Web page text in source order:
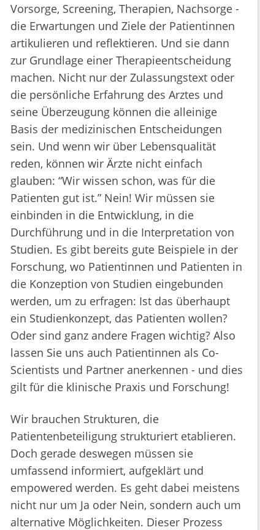
Vorsorge, Screening, Therapien, Nachsorge -
die Erwartungen und Ziele der Patientinnen
artikulieren und reflektieren. Und sie dann
zur Grundlage einer Therapieentscheidung
machen. Nicht nur der Zulassungstext oder
die persönliche Erfahrung des Arztes und
seine Überzeugung können die alleinige
Basis der medizinischen Entscheidungen
sein. Und wenn wir über Lebensqualität
reden, können wir Ärzte nicht einfach
glauben: “Wir wissen schon, was für die
Patienten gut ist.” Nein! Wir müssen sie
einbinden in die Entwicklung, in die
Durchführung und in die Interpretation von
Studien. Es gibt bereits gute Beispiele in der
Forschung, wo Patientinnen und Patienten in
die Konzeption von Studien eingebunden
werden, um zu erfragen: Ist das überhaupt
ein Studienkonzept, das Patienten wollen?
Oder sind ganz andere Fragen wichtig? Also
lassen Sie uns auch Patientinnen als Co-
Scientists und Partner anerkennen - und dies
gilt für die klinische Praxis und Forschung!
Wir brauchen Strukturen, die
Patientenbeteiligung strukturiert etablieren.
Doch gerade deswegen müssen sie
umfassend informiert, aufgeklärt und
empowered werden. Es geht dabei meistens
nicht nur um Ja oder Nein, sondern auch um
alternative Möglichkeiten. Dieser Prozess